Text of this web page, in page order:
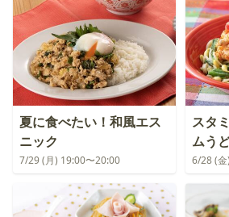
夏に食べたい！和風エス
ニック
7/29 (月) 19:00〜20:00
スタ
ムう
6/28 (